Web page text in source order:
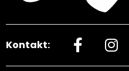
Kontakt: